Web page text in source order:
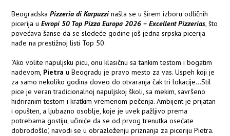
BeogradskaPizzeria di Karpuzzinašla se u širem izboru odličnih
picerija uEvropi 50 Top Pizza Europa 2026 – Excellent Pizzerias, što
povećava šanse da se sledeće godine još jedna srpska picerija
nađe na prestižnoj listi Top 50.
"Ako volite napuljsku picu, onu klasičnu sa tankim testom i bogatim
nadevom, Pietra u Beogradu je pravo mesto za vas. Uspeh koji je
za samo nekoliko godina doveo do otvaranja čak tri lokacije...Stil
pice je veran tradicionalnoj napuljskoj školi, sa mekim, savršeno
hidriranim testom i kratkim vremenom pečenja. Ambijent je prijatan
i opušten, a ljubazno osoblje, koje je uvek pažljivo prema
potrebama gostiju, učiniće da se od prvog trenutka osećate
dobrodošlo", navodi se u obrazloženju priznanja za piceriju Pietra.